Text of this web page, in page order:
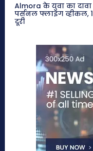
Almora के युवा का
पर्सनल फ्लाइंग व्हीकल,
दूरी